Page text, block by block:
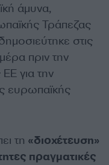
άμυνα,
Τράπεζας
στις
πριν την
για την
ευρωπαϊκής
τη «διοχέτευση»
πραγματικές